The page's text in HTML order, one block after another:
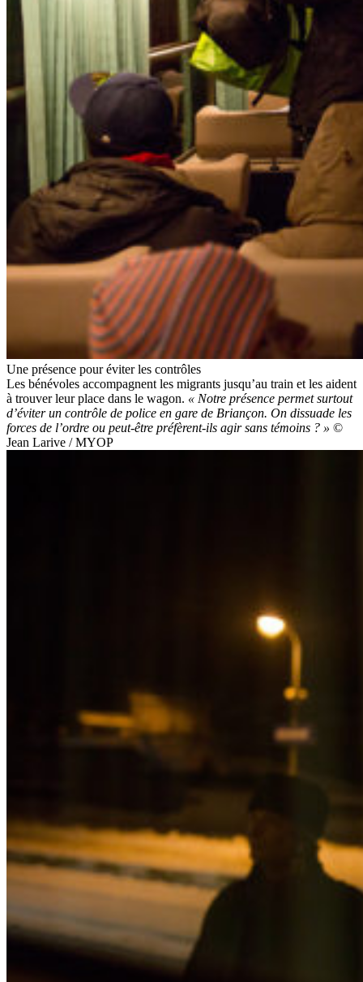
Une présence pour éviter les contrôles
Les bénévoles accompagnent les migrants jusqu’au train et les aident
à trouver leur place dans le wagon. « Notre présence permet surtout
d’éviter un contrôle de police en gare de Briançon. On dissuade les
forces de l’ordre ou peut-être préfèrent-ils agir sans témoins ? » ©
Jean Larive / MYOP